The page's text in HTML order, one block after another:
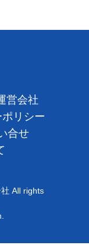
営会社
リシー
合せ
All rights
.